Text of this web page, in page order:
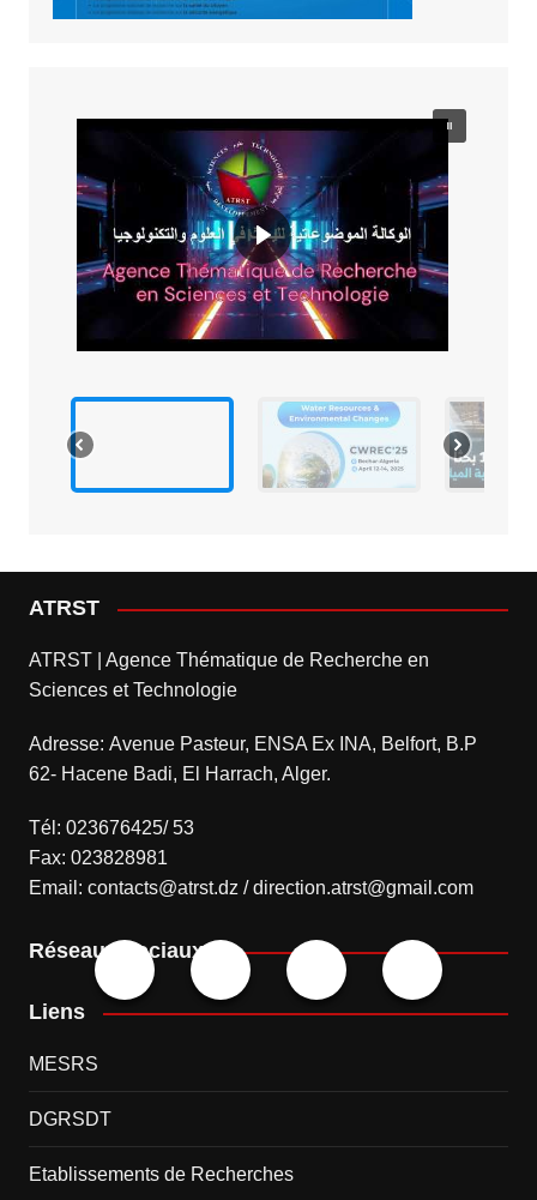
ATRST
ATRST | Agence Thématique de Recherche en
Sciences et Technologie
Adresse: Avenue Pasteur, ENSA Ex INA, Belfort, B.P
62- Hacene Badi, El Harrach, Alger.
Tél: 023676425/ 53
Fax: 023828981
Email: contacts@atrst.dz / direction.atrst@gmail.com
Réseaux sociaux
Liens
MESRS
DGRSDT
Etablissements de Recherches